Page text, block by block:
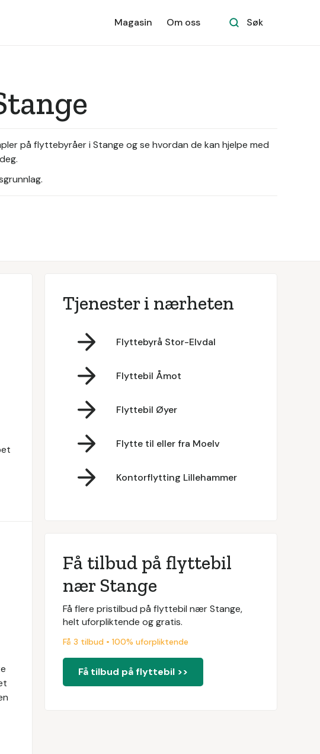
Magasin Om oss Søk
på flyttebyråer i Stange og se hvordan de kan hjelpe med
Tjenester i nærheten
Flyttebyrå Stor-Elvdal
Flyttebil Åmot
Flyttebil Øyer
Flytte til eller fra Moelv
Kontorflytting Lillehammer
Få tilbud på flyttebil
nær Stange
Få flere pristilbud på flyttebil nær Stange,
helt uforpliktende og gratis.
Få 3 tilbud • 100% uforpliktende
Få tilbud på flyttebil >>